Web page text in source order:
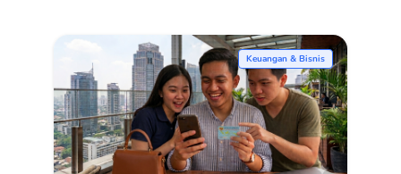
Keuangan & Bisnis